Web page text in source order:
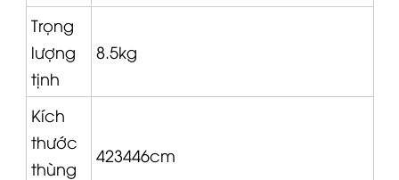
Trọng
lượng
tịnh
8.5kg
Kích
thước
thùng
423446cm